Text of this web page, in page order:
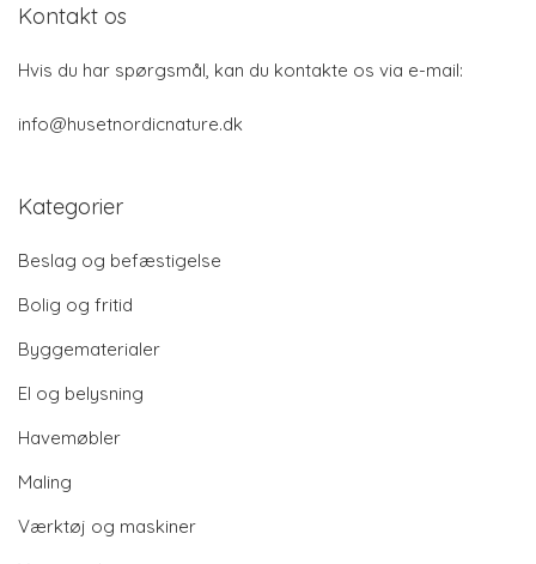
Kontakt os
Hvis du har spørgsmål, kan du kontakte os via e-mail:
info@husetnordicnature.dk
Kategorier
Beslag og befæstigelse
Bolig og fritid
Byggematerialer
El og belysning
Havemøbler
Maling
Værktøj og maskiner